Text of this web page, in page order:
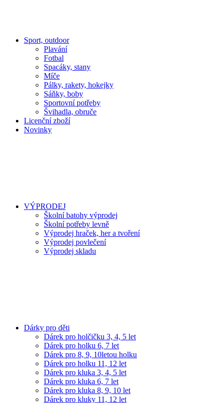
Sport, outdoor
Plavání
Fotbal
Spacáky, stany
Míče
Pálky, rakety, hokejky
Sáňky, boby
Sportovní potřeby
Švihadla, obruče
Licenční zboží
Novinky
VÝPRODEJ
Školní batohy výprodej
Školní potřeby levně
Výprodej hraček, her a tvoření
Výprodej povlečení
Výprodej skladu
Dárky pro děti
Dárek pro holčičku 3, 4, 5 let
Dárek pro holku 6, 7 let
Dárek pro 8, 9, 10letou holku
Dárek pro holku 11, 12 let
Dárek pro kluka 3, 4, 5 let
Dárek pro kluka 6, 7 let
Dárek pro kluka 8, 9, 10 let
Dárek pro kluky 11, 12 let